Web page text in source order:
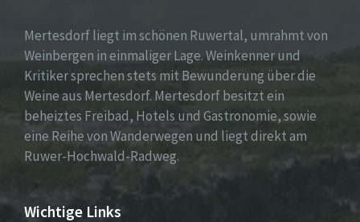
Mertesdorf liegt im schönen Ruwertal, umrahmt von
Weinbergen in einmaliger Lage. Weinkenner und
Kritiker sprechen stets mit Bewunderung über die
Weine aus Mertesdorf. Mertesdorf besitzt ein
beheiztes Freibad, Hotels und Gastronomie, sowie
eine Reihe von Wanderwegen und liegt direkt am
Ruwer-Hochwald-Radweg.
Wichtige Links